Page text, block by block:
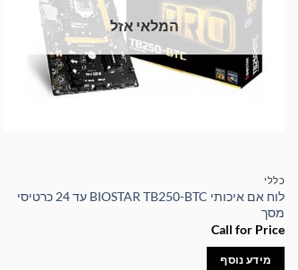
המלאי אזל
כללי
לוח אם איכותי BIOSTAR TB250-BTC עד 24 כרטיסי
מסך
Call for Price
מידע נוסף